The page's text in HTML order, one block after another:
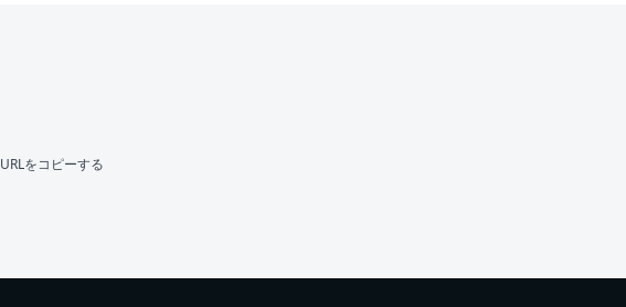
URLをコピーする